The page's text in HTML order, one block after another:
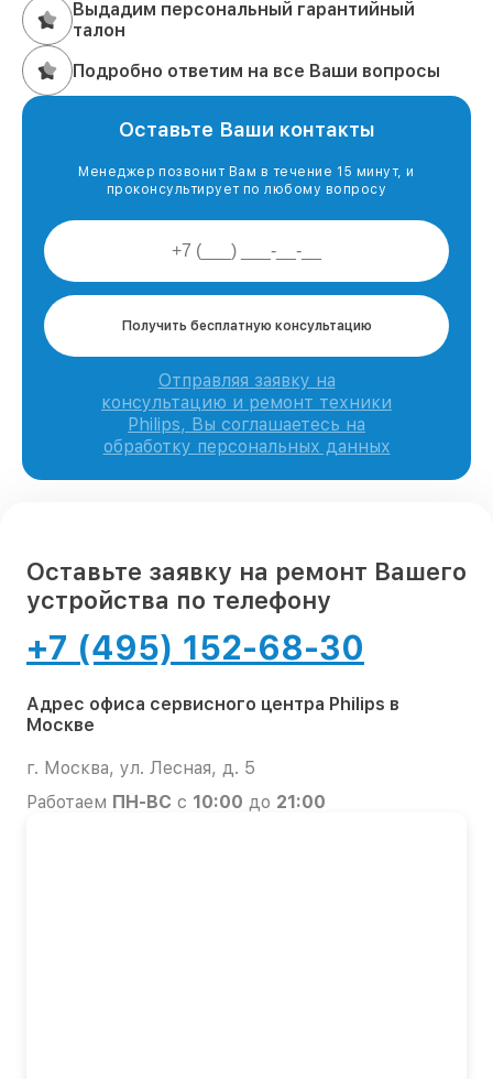
Выдадим персональный гарантийный
талон
Подробно ответим на все Ваши вопросы
Оставьте Ваши контакты
Менеджер позвонит Вам в течение 15 минут, и
проконсультирует по любому вопросу
Получить бесплатную консультацию
Отправляя заявку на
консультацию и ремонт техники
Philips, Вы соглашаетесь на
обработку персональных данных
Оставьте заявку на ремонт Вашего
устройства по телефону
+7 (495) 152-68-30
Адрес офиса сервисного центра Philips в
Москве
г. Москва, ул. Лесная, д. 5
Работаем ПН-ВС с 10:00 до 21:00